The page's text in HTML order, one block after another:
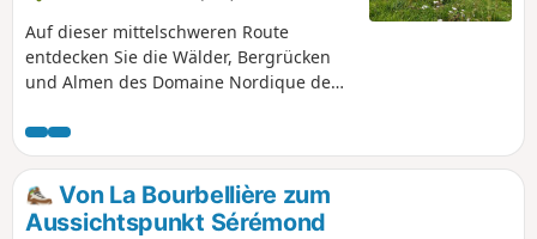
Auf dieser mittelschweren Route
entdecken Sie die Wälder, Bergrücken
und Almen des Domaine Nordique de
sommerlichen Farbenpracht. Während
der gesamten Wanderung erwarten Sie
zahlreiche Aussichtspunkte mit
Panoramablick.
Von La Bourbellière zum
Aussichtspunkt Sérémond